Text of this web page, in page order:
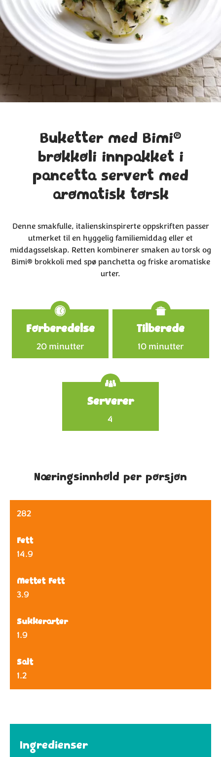
Buketter med Bimi®
brokkoli innpakket i
pancetta servert med
aromatisk torsk
Denne smakfulle, italienskinspirerte oppskriften passer
utmerket til en hyggelig familiemiddag eller et
middagsselskap. Retten kombinerer smaken av torsk og
Bimi® brokkoli med spø panchetta og friske aromatiske
urter.
Specifications
Forberedelse
20 minutter
Tilberede
10 minutter
Serverer
4
Næringsinnhold per porsjon
282
Fett
14.9
Mettet Fett
3.9
Sukkerarter
1.9
Salt
1.2
Ingredienser